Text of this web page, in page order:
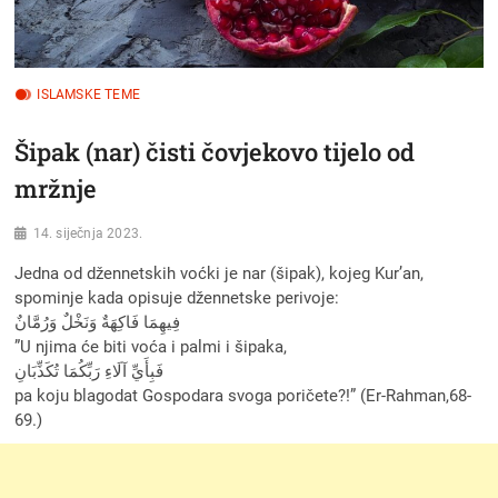
ISLAMSKE TEME
Šipak (nar) čisti čovjekovo tijelo od
mržnje
14. siječnja 2023.
Jedna od džennetskih voćki je nar (šipak), kojeg Kur’an,
spominje kada opisuje džennetske perivoje:
فِيهِمَا فَاكِهَةٌ وَنَخْلٌ وَرُمَّانٌ
”U njima će biti voća i palmi i šipaka,
فَبِأَيِّ آلَاءِ رَبِّكُمَا تُكَذِّبَانِ
pa koju blagodat Gospodara svoga poričete?!” (Er-Rahman,68-
69.)